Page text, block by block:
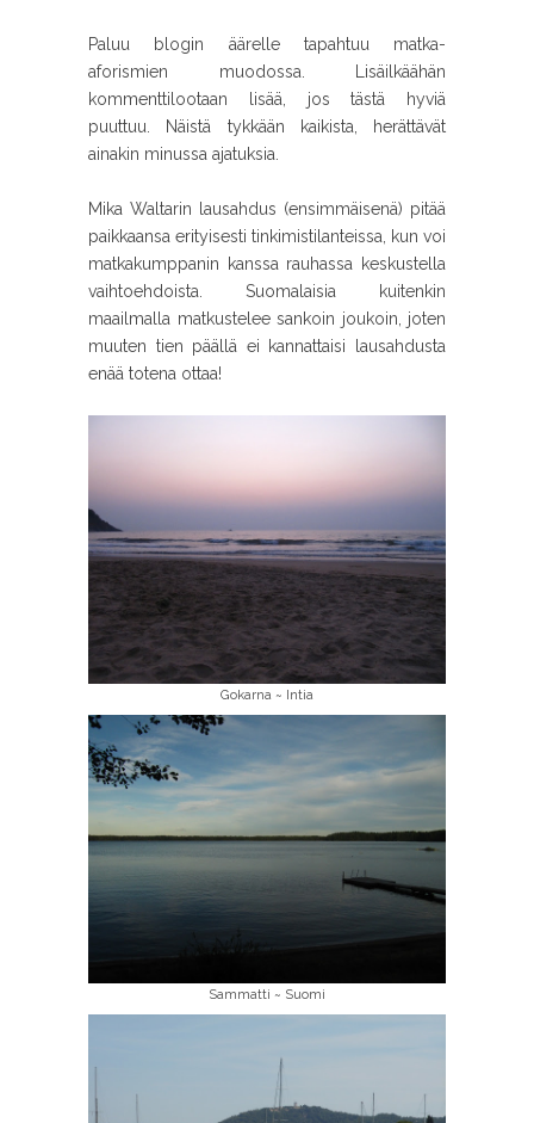
Paluu blogin äärelle tapahtuu matka-
aforismien muodossa. Lisäilkäähän
kommenttilootaan lisää, jos tästä hyviä
puuttuu. Näistä tykkään kaikista, herättävät
ainakin minussa ajatuksia.
Mika Waltarin lausahdus (ensimmäisenä) pitää
paikkaansa erityisesti tinkimistilanteissa, kun voi
matkakumppanin kanssa rauhassa keskustella
vaihtoehdoista. Suomalaisia kuitenkin
maailmalla matkustelee sankoin joukoin, joten
muuten tien päällä ei kannattaisi lausahdusta
enää totena ottaa!
Gokarna ~ Intia
Sammatti ~ Suomi